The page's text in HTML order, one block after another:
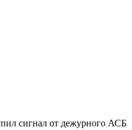
сигнал от дежурного АСБ